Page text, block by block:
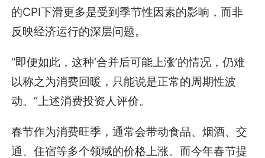
的CPI下滑更多是受到季节性因素的影响，而非
反映经济运行的深层问题。
“即便如此，这种‘合并后可能上涨’的情况，仍难
以称之为消费回暖，只能说是正常的周期性波
动。”上述消费投资人评价。
春节作为消费旺季，通常会带动食品、烟酒、交
通、住宿等多个领域的价格上涨。而今年春节提